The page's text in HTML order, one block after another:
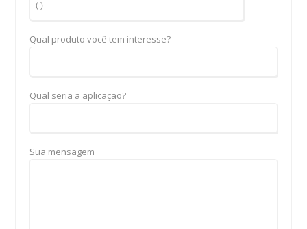
Qual produto você tem interesse?
Qual seria a aplicação?
Sua mensagem